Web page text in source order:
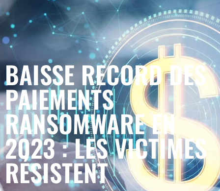
BAISSE RECORD DES
PAIEMENTS
RANSOMWARE EN
2023 : LES VICTIMES
RÉSISTENT